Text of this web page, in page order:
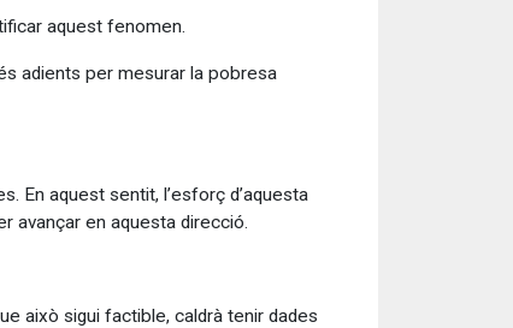
aquest fenomen.
adients per mesurar la pobresa
En aquest sentit, l’esforç d’aquesta
avançar en aquesta direcció.
això sigui factible, caldrà tenir dades